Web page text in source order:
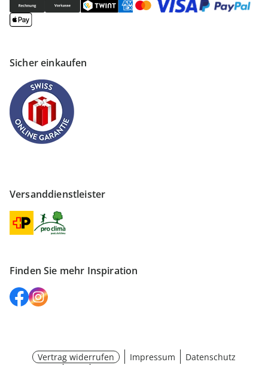
Sicher einkaufen
Versanddienstleister
Finden Sie mehr Inspiration
Vertrag widerrufen Impressum
Datenschutz